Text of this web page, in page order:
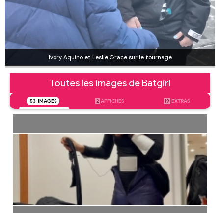
Ivory Aquino et Leslie Grace sur le tournage
Toutes les images de Batgirl
53 IMAGES 2 AFFICHES 19 EXTRAS